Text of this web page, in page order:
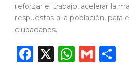
reforzar el trabajo, acelerar la
respuestas a la población, para
ciudadanos.
Facebook
X